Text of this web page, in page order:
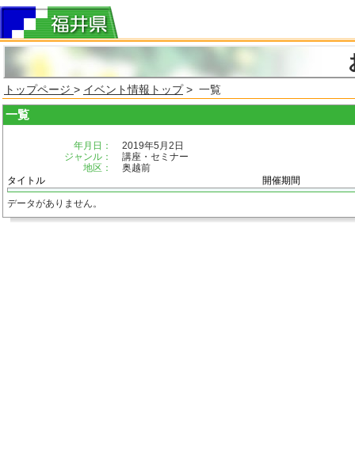
トップページ > イベント情報トップ> 一覧
一覧
年月日：
2019年5月2日
ジャンル：
講座・セミナー
地区：
奥越前
タイトル
開催期間
データがありません。